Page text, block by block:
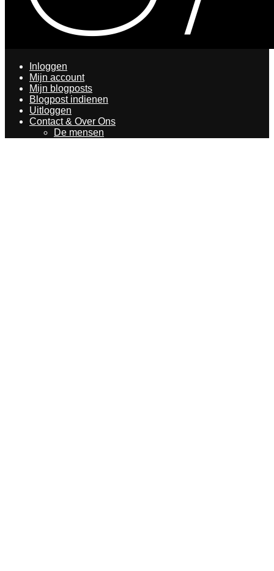
Inloggen
Mijn account
Mijn blogposts
Blogpost indienen
Uitloggen
Contact & Over Ons
De mensen